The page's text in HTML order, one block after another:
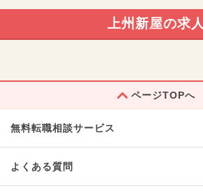
上州新屋の求人
ページTOPへ
無料転職相談サービス
よくある質問